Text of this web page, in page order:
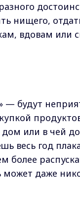
нищего,
вдовам или
— будут
дом или в чей
весь год
более
даже